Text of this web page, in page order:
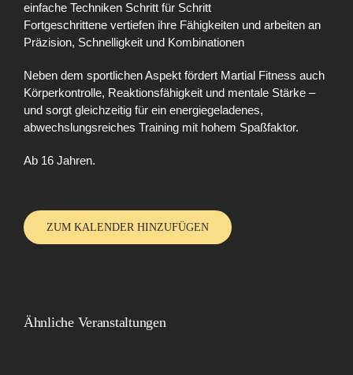
einfache Techniken Schritt für Schritt
Fortgeschrittene vertiefen ihre Fähigkeiten und arbeiten an
Präzision, Schnelligkeit und Kombinationen
Neben dem sportlichen Aspekt fördert Martial Fitness auch
Körperkontrolle, Reaktionsfähigkeit und mentale Stärke –
und sorgt gleichzeitig für ein energiegeladenes,
abwechslungsreiches Training mit hohem Spaßfaktor.
Ab 16 Jahren.
ZUM KALENDER HINZUFÜGEN
Ähnliche Veranstaltungen